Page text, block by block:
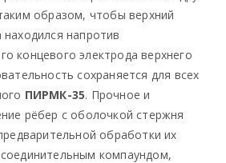
образом, чтобы верхний
напротив
концевого электрода верхнего
сохраняется для всех
ПИРМК-35. Прочное и
рёбер с оболочкой стержня
обработки их
компаундом,